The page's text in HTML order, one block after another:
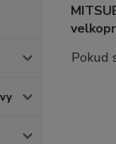
Pokud